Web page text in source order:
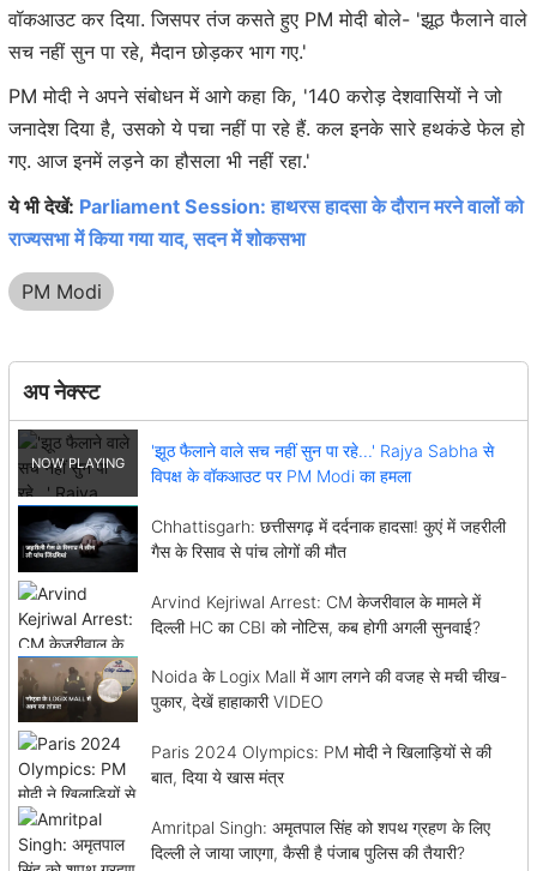
वॉकआउट कर दिया. जिसपर तंज कसते हुए PM मोदी बोले- 'झूठ फैलाने वाले
सच नहीं सुन पा रहे, मैदान छोड़कर भाग गए.'
PM मोदी ने अपने संबोधन में आगे कहा कि, '140 करोड़ देशवासियों ने जो
जनादेश दिया है, उसको ये पचा नहीं पा रहे हैं. कल इनके सारे हथकंडे फेल हो
गए. आज इनमें लड़ने का हौसला भी नहीं रहा.'
ये भी देखें: Parliament Session: हाथरस हादसा के दौरान मरने वालों को
राज्यसभा में किया गया याद, सदन में शोकसभा
PM Modi
अप नेक्स्ट
'झूठ फैलाने वाले सच नहीं सुन पा रहे...' Rajya Sabha से
विपक्ष के वॉकआउट पर PM Modi का हमला
Chhattisgarh: छत्तीसगढ़ में दर्दनाक हादसा! कुएं में जहरीली
गैस के रिसाव से पांच लोगों की मौत
Arvind Kejriwal Arrest: CM केजरीवाल के मामले में
दिल्ली HC का CBI को नोटिस, कब होगी अगली सुनवाई?
Noida के Logix Mall में आग लगने की वजह से मची चीख-
पुकार, देखें हाहाकारी VIDEO
Paris 2024 Olympics: PM मोदी ने खिलाड़ियों से की
बात, दिया ये खास मंत्र
Amritpal Singh: अमृतपाल सिंह को शपथ ग्रहण के लिए
दिल्ली ले जाया जाएगा, कैसी है पंजाब पुलिस की तैयारी?